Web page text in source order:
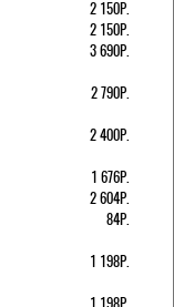
2 150Р.
2 150Р.
3 690Р.
2 790Р.
2 400Р.
1 676Р.
2 604Р.
84Р.
1 198Р.
1 198Р.